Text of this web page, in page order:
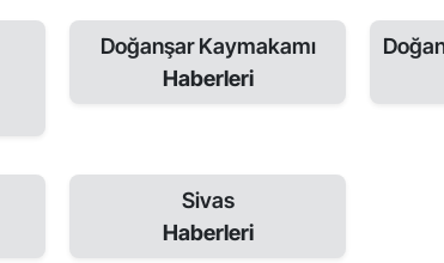
Doğanşar Kaymakamı
Haberleri
Sivas
Haberleri